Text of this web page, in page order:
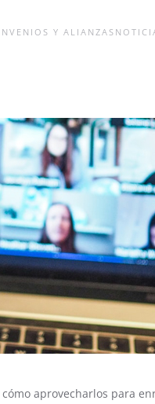
Y ALIANZAS
aprovecharlos para